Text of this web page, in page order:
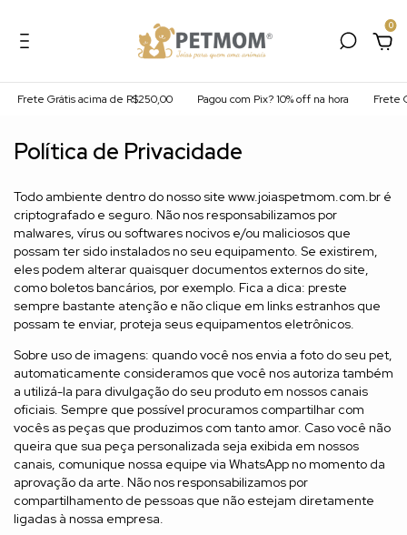
0
Frete Grátis acima de R$250,00 Pagou com Pix? 10% off na hora Frete
Política de Privacidade
Todo ambiente dentro do nosso site www.joiaspetmom.com.br é
criptografado e seguro. Não nos responsabilizamos por
malwares, vírus ou softwares nocivos e/ou maliciosos que
possam ter sido instalados no seu equipamento. Se existirem,
eles podem alterar quaisquer documentos externos do site,
como boletos bancários, por exemplo. Fica a dica: preste
sempre bastante atenção e não clique em links estranhos que
possam te enviar, proteja seus equipamentos eletrônicos.
Sobre uso de imagens: quando você nos envia a foto do seu pet,
automaticamente consideramos que você nos autoriza também
a utilizá-la para divulgação do seu produto em nossos canais
oficiais. Sempre que possível procuramos compartilhar com
vocês as peças que produzimos com tanto amor. Caso você não
queira que sua peça personalizada seja exibida em nossos
canais, comunique nossa equipe via WhatsApp no momento da
aprovação da arte. Não nos responsabilizamos por
compartilhamento de pessoas que não estejam diretamente
ligadas à nossa empresa.